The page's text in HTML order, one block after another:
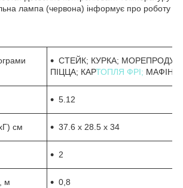
лампа (червона) інформує про роботу
СТЕЙК; КУРКА;
ПІЦЦА; КАРТОПЛЯ ФРІ;
5.12
см 37.6 x 28.5 x 34
2
м 0,8